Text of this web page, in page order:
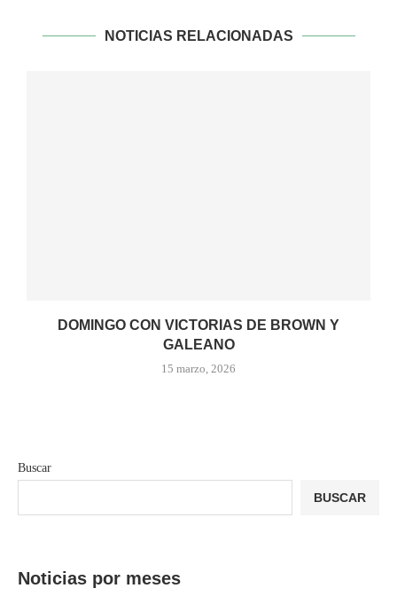
NOTICIAS RELACIONADAS
DOMINGO CON VICTORIAS DE BROWN Y
GALEANO
15 marzo, 2026
Buscar
BUSCAR
Noticias por meses